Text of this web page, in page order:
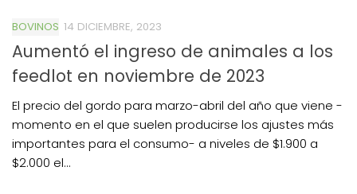
BOVINOS 14 DICIEMBRE, 2023
Aumentó el ingreso de animales a los
feedlot en noviembre de 2023
El precio del gordo para marzo-abril del año que viene -
momento en el que suelen producirse los ajustes más
importantes para el consumo- a niveles de $1.900 a
$2.000 el...